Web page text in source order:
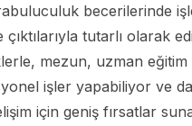
becerilerinde
tutarlı olarak
mezun, uzman eğitim
işler yapabiliyor ve
için geniş fırsatlar